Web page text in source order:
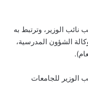
نائب الوزير، وترتبط به
الشؤون المدرسية،
للجامعات